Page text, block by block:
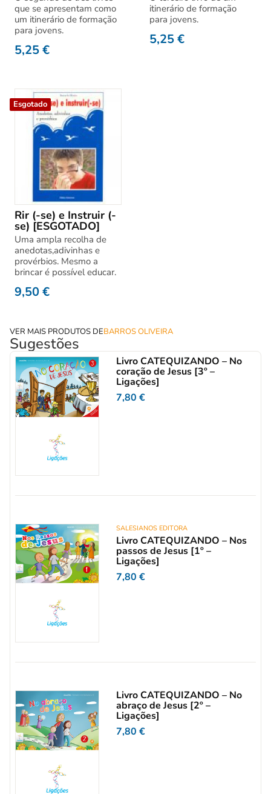
que se apresentam como
um itinerário de formação
para jovens.
5,25€
itinerário de formação
para jovens.
5,25€
Esgotado
Rir (-se) e Instruir (-
se) [ESGOTADO]
Uma ampla recolha de
anedotas,adivinhas e
provérbios. Mesmo a
brincar é possível educar.
9,50€
VER MAIS PRODUTOS DEBARROS OLIVEIRA
Sugestões
Livro CATEQUIZANDO – No
coração de Jesus [3º –
Ligações]
7,80€
SALESIANOS EDITORA
Livro CATEQUIZANDO – Nos
passos de Jesus [1º –
Ligações]
7,80€
Livro CATEQUIZANDO – No
abraço de Jesus [2º –
Ligações]
7,80€